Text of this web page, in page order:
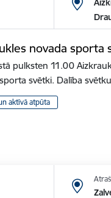
novada sporta
pulksten 11.00
svētki. Dalība
aktīvā atpūta